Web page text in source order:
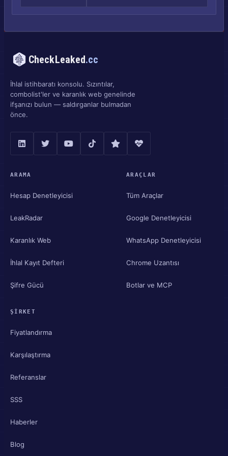
CheckLeaked.cc
İhlal istihbaratı konsolu. Sızıntılar,
combolist'ler ve karanlık web genelinde
ifşanızı bulun — saldırganlar bulmadan
önce.
ARAMA
Hesap Denetleyicisi
LeakRadar
Karanlık Web
İhlal Kayıt Defteri
Şifre Gücü
ARAÇLAR
Tüm Araçlar
Google Denetleyicisi
WhatsApp Denetleyicisi
Chrome Uzantısı
Botlar ve MCP
ŞIRKET
Fiyatlandırma
Karşılaştırma
Referanslar
SSS
Haberler
Blog